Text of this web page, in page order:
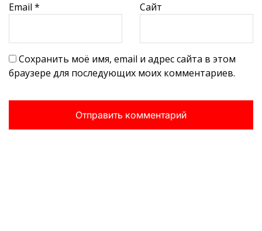
Email * Сайт
Сохранить моё имя, email и адрес сайта в этом
браузере для последующих моих комментариев.